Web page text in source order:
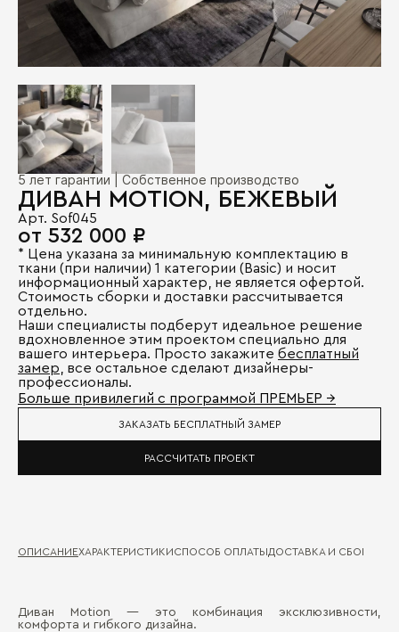
5 лет гарантии | Собственное производство
ДИВАН MOTION, БЕЖЕВЫЙ
Арт. Sof045
от 532 000 ₽
* Цена указана за минимальную комплектацию в
ткани (при наличии) 1 категории (Basic) и носит
информационный характер, не является офертой.
Стоимость сборки и доставки рассчитывается
отдельно.
Наши специалисты подберут идеальное решение
вдохновленное этим проектом специально для
вашего интерьера. Просто закажите бесплатный
замер , все остальное сделают дизайнеры-
профессионалы.
Больше привилегий с программой ПРЕМЬЕР →
ЗАКАЗАТЬ БЕСПЛАТНЫЙ ЗАМЕР
РАССЧИТАТЬ ПРОЕКТ
ОПИСАНИЕХАРАКТЕРИСТИКИСПОСОБ ОПЛАТЫДОСТАВКА И СБОРКА
Диван Motion — это комбинация эксклюзивности,
комфорта и гибкого дизайна.